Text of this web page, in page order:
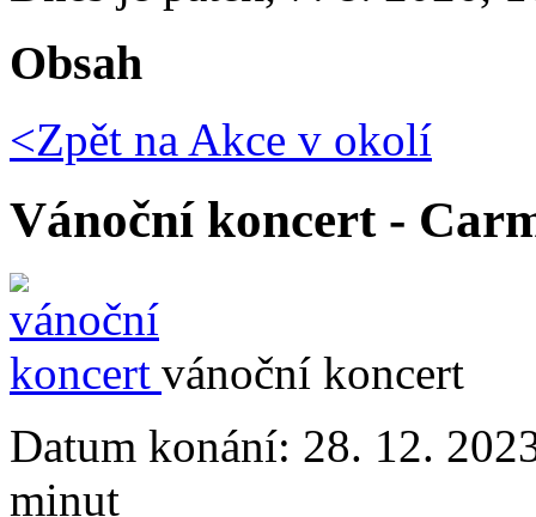
Obsah
<Zpět na Akce v okolí
Vánoční koncert -
vánoční koncert
Datum konání: 28. 12.
minut